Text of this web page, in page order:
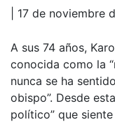
| 17 de noviembre
A sus 74 años,
conocida como la
nunca se ha
obispo”. Desde
político” que